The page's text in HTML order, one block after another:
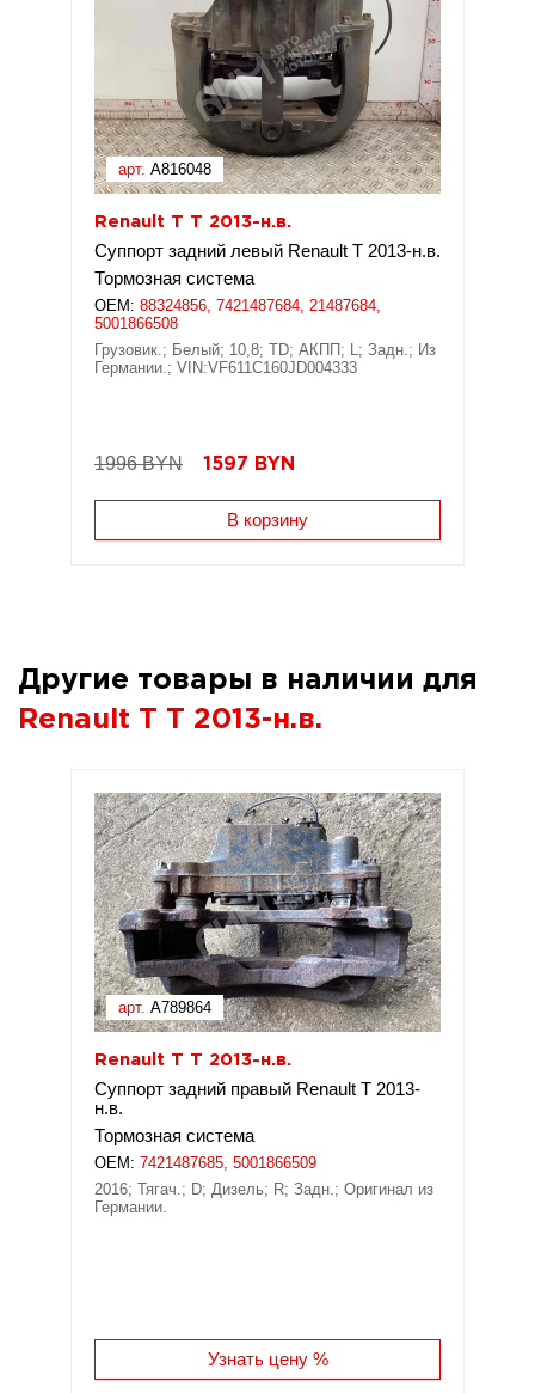
арт. A816048
Renault T T 2013-н.в.
Суппорт задний левый Renault T 2013-н.в.
Тормозная система
OEM: 88324856, 7421487684, 21487684,
5001866508
Грузовик.; Белый; 10,8; TD; АКПП; L; Задн.; Из
Германии.; VIN:VF611C160JD004333
1996 BYN 1597 BYN
В корзину
Другие товары в наличии для
Renault T T 2013-н.в.
арт. A789864
Renault T T 2013-н.в.
Суппорт задний правый Renault T 2013-
н.в.
Тормозная система
OEM: 7421487685, 5001866509
2016; Тягач.; D; Дизель; R; Задн.; Оригинал из
Германии.
Узнать цену %